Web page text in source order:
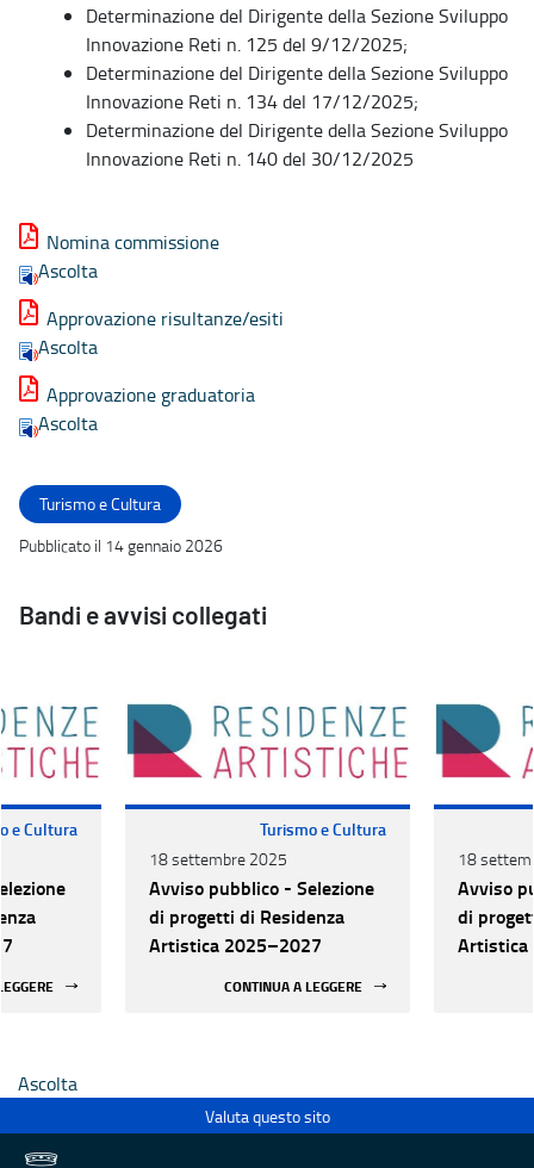
Determinazione del Dirigente della Sezione Sviluppo
Innovazione Reti n. 125 del 9/12/2025;
Determinazione del Dirigente della Sezione Sviluppo
Innovazione Reti n. 134 del 17/12/2025;
Determinazione del Dirigente della Sezione Sviluppo
Innovazione Reti n. 140 del 30/12/2025
Nomina commissione
Ascolta
Approvazione risultanze/esiti
Ascolta
Approvazione graduatoria
Ascolta
Turismo e Cultura
Pubblicato il 14 gennaio 2026
Bandi e avvisi collegati
e Cultura
Turismo e Cultura
18 settembre 2025
Avviso pubblico - Selezione
di progetti di Residenza
Artistica 2025–2027
CONTINUA A LEGGERE
18
Avviso
di
Artistica
Ascolta
Valuta questo sito